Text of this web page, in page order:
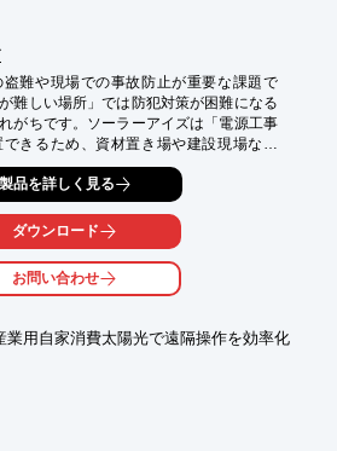
難や現場での事故防止が重要な課題で
難しい場所」では防犯対策が困難になる
がちです。ソーラーアイズは「電源工事
きるため、資材置き場や建設現場など
所、短期間の資材置き場、仮設や臨時の
できます。遠隔から映像を確認すること
盗難対策に役立ちます。また防犯だけで
・進捗確認」にもご活用頂けます。
製品を詳しく見る
ダウンロード
お問い合わせ
業用自家消費太陽光で遠隔操作を効率化